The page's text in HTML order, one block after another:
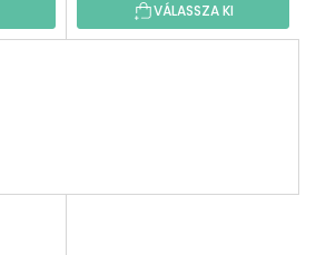
VÁLASSZA KI